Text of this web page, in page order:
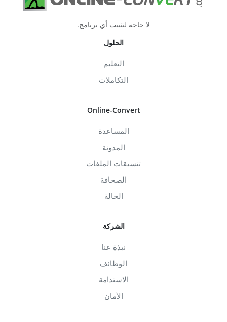
لا حاجة لتثبيت أي برنامج.
الحلول
التعليم
التكاملات
Online-Convert
المساعدة
المدونة
تنسيقات الملفات
الصحافة
الحالة
الشركة
نبذة عنا
الوظائف
الاستدامة
الأمان